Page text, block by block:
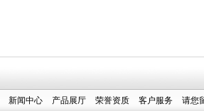
新闻中心 产品展厅 荣誉资质 客户服务 请您